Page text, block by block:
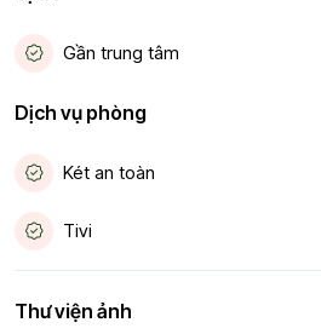
Gần trung tâm
Dịch vụ phòng
Két an toàn
Tivi
Thư viện ảnh